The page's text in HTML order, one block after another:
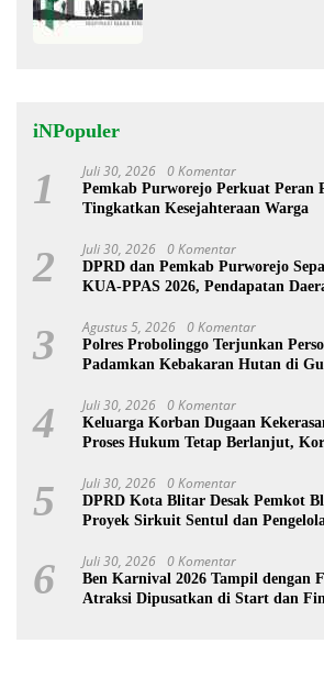
iNPopuler
1 Juli 30, 2026 0 Komentar
Pemkab Purworejo Perkuat Peran
Tingkatkan Kesejahteraan Warga
2 Juli 30, 2026 0 Komentar
DPRD dan Pemkab Purworejo
KUA-PPAS 2026, Pendapatan
3 Agustus 5, 2026 0 Komentar
Polres Probolinggo Terjunkan
Padamkan Kebakaran Hutan di
4 Juli 30, 2026 0 Komentar
Keluarga Korban Dugaan
Proses Hukum Tetap Berlanjut,
5 Juli 30, 2026 0 Komentar
DPRD Kota Blitar Desak Pemkot
Proyek Sirkuit Sentul dan
6 Juli 30, 2026 0 Komentar
Ben Karnival 2026 Tampil dengan
Atraksi Dipusatkan di Start dan